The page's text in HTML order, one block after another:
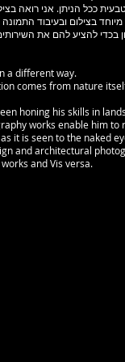
ככל הניתן. אני רואה
להם דגש מיוחד בצילום
בכדי להציע להם את
a different way.
comes from nature
honing his skills in
works enable him
it is seen to the naked
and architectural
and Vis versa.